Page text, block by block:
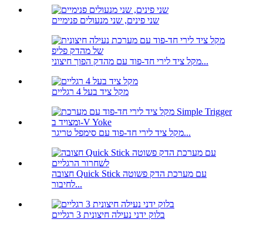
שני פינים, שני מנעולים פנימיים
מקל ציד לירי חד-פוד עם מהדק הפוך חיצוני...
מקל ציד בעל 4 רגליים
מקל ציד לירי חד-פוד עם סימפל טריגר...
חצובה Quick Stick עם מערכת הדק פשוטה
לחיבור...
בלוק ידני נעילה חיצונית 3 רגליים